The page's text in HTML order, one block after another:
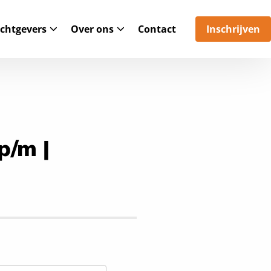
Over ons Contact Inschrijven
m |